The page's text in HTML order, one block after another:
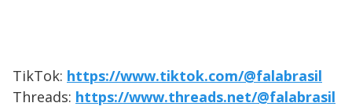
TikTok: https://www.tiktok.com/@falabrasil
Threads: https://www.threads.net/@falabrasil